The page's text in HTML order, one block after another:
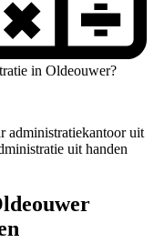
in Oldeouwer?
administratiekantoor uit
uit handen